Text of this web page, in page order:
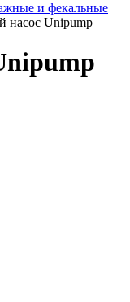
и фекальные
насос Unipump